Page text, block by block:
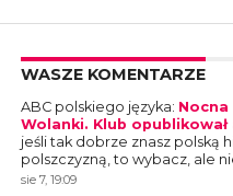
WASZE KOMENTARZE
ABC polskiego języka:
Wolanki. Klub
jeśli tak dobrze znasz polską
polszczyzną, to wybacz, ale
sie 7, 19:09